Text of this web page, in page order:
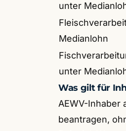
unter
Medianlohn
unter
Was gilt für
AEWV-Inhaber
beantragen,